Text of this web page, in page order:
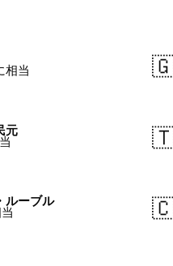
相当
元
ルーブル